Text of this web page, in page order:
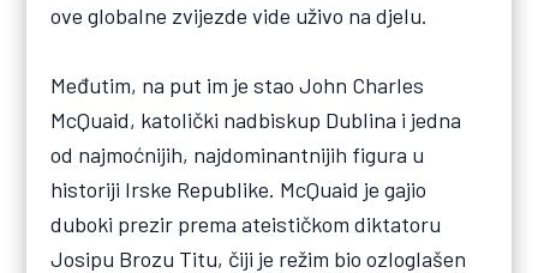
ove globalne zvijezde vide uživo na djelu.
Međutim, na put im je stao John Charles
McQuaid, katolički nadbiskup Dublina i jedna
od najmoćnijih, najdominantnijih figura u
historiji Irske Republike. McQuaid je gajio
duboki prezir prema ateističkom diktatoru
Josipu Brozu Titu, čiji je režim bio ozloglašen